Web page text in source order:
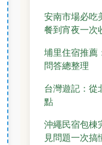
安南市場必吃
餐到宵夜一次
埔里住宿推薦
問答總整理
台灣遊記：從
點
沖繩民宿包棟
見問題一次搞